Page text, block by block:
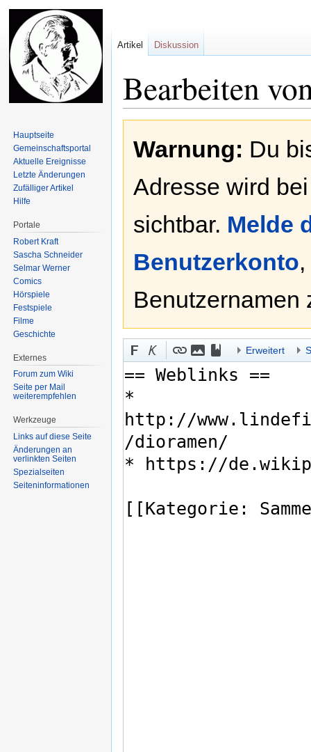
Bearbeiten
Navigation
springen
Suche
springen
Warnung: Du
Adresse wird
sichtbar. Melde
Benutzerkonto
Benutzernamen
Erweitert
Artikel Diskussion
Hauptseite
Gemeinschafts­portal
Aktuelle Ereignisse
Letzte Änderungen
Zufälliger Artikel
Hilfe
Portale
Robert Kraft
Sascha Schneider
Selmar Werner
Comics
Hörspiele
Festspiele
Filme
Geschichte
Externes
Forum zum Wiki
Seite per Mail
weiterempfehlen
Werkzeuge
Links auf diese Seite
Änderungen an
verlinkten Seiten
Spezialseiten
Seiten­informationen